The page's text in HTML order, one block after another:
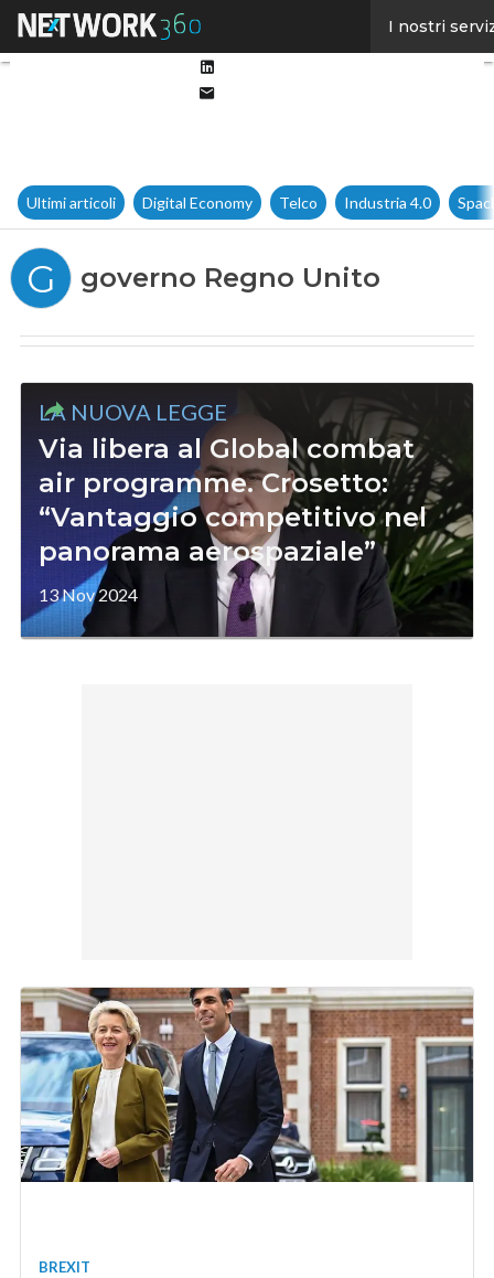
I nostri
Ultimi articoli Digital Economy Telco Industria 4.0
G governo Regno Unito
LA NUOVA LEGGE
Via libera al Global combat
air programme. Crosetto:
“Vantaggio competitivo nel
panorama aerospaziale”
13 Nov 2024
BREXIT